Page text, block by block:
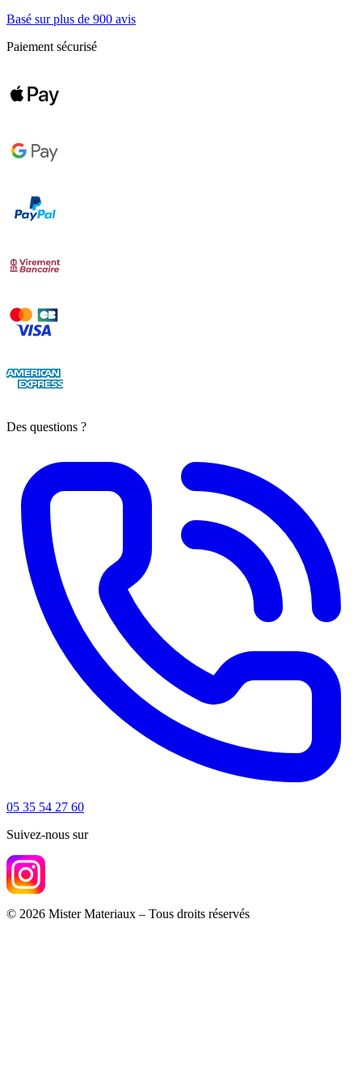
Basé sur plus de 900 avis
Paiement sécurisé
Des questions ?
05 35 54 27 60
Suivez-nous sur
© 2026 Mister Materiaux – Tous droits réservés